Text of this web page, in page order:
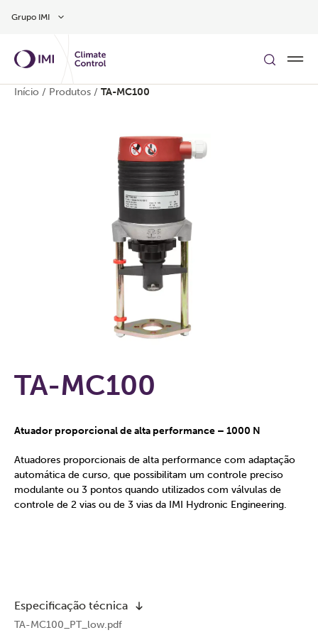
Grupo IMI
Início / Produtos / TA-MC100
TA-MC100
Atuador proporcional de alta performance – 1000 N
Atuadores proporcionais de alta performance com adaptação
automática de curso, que possibilitam um controle preciso
modulante ou 3 pontos quando utilizados com válvulas de
controle de 2 vias ou de 3 vias da IMI Hydronic Engineering.
Especificação técnica
TA-MC100_PT_low.pdf